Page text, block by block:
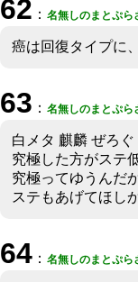
62 ： 名無しのまとぷら
癌は回復タイプに
63 ： 名無しのまとぷら
白メタ 麒麟 ぜろぐ
究極した方がステ
究極ってゆうんだ
ステもあげてほし
64 ： 名無しのまとぷら